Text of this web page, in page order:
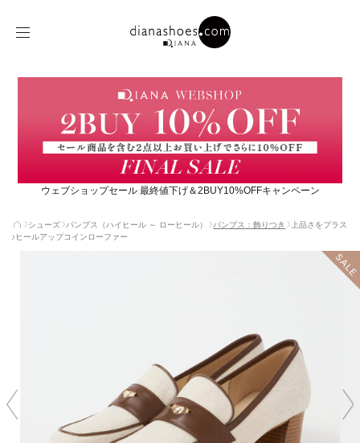
ウェブショップセール 最終値下げ＆2BUY10%OFFキャンペーン
シューズ パンプス（ハイヒール ～ ローヒール） パンプス：飾りつき
上品さをプラス
♪ヒールアップコインローファー